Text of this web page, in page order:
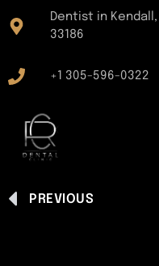
Dentist in Kendall,
33186
+1 305-596-0322
PREVIOUS